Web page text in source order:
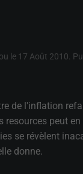
le 17 Août 2010 .
de l'inflation
resources peut en
se révèlent
donne.